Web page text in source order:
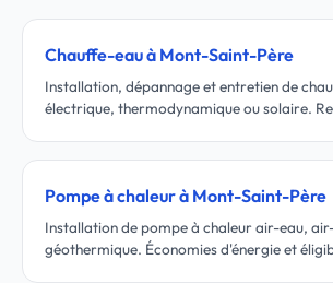
Chauffe-eau à Mont-Saint-Père
Installation, dépannage et entretien de
électrique, thermodynamique ou solaire.
Pompe à chaleur à Mont-Saint-Père
Installation de pompe à chaleur air-eau,
géothermique. Économies d'énergie et